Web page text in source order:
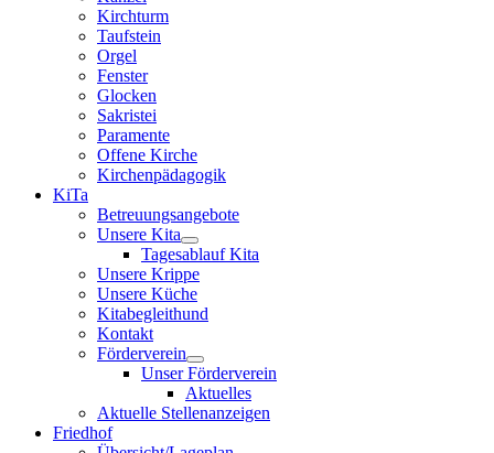
Kirchturm
Taufstein
Orgel
Fenster
Glocken
Sakristei
Paramente
Offene Kirche
Kirchenpädagogik
KiTa
Betreuungsangebote
Unsere Kita
Tagesablauf Kita
Unsere Krippe
Unsere Küche
Kitabegleithund
Kontakt
Förderverein
Unser Förderverein
Aktuelles
Aktuelle Stellenanzeigen
Friedhof